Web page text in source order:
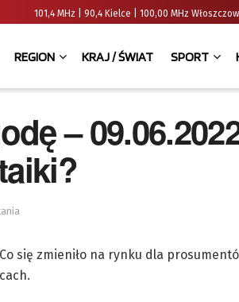
101,4 MHz | 90,4 Kielce | 100,00 MHz
REGION KRAJ / ŚWIAT SPORT
–
się zmieniło na rynku dla